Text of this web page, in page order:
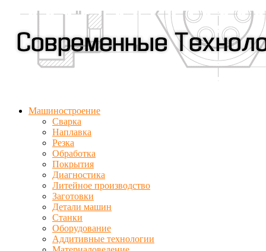
Машиностроение
Сварка
Наплавка
Резка
Обработка
Покрытия
Диагностика
Литейное производство
Заготовки
Детали машин
Станки
Оборудование
Аддитивные технологии